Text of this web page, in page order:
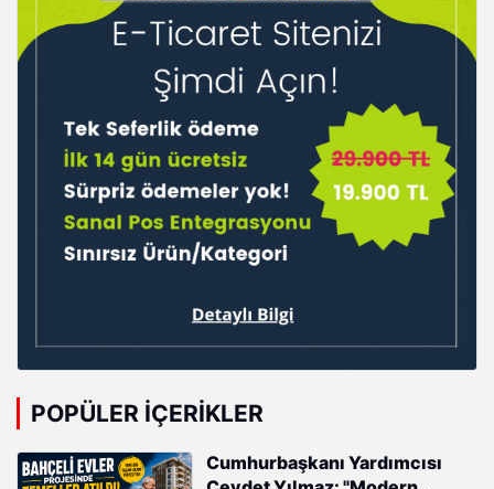
POPÜLER İÇERIKLER
Cumhurbaşkanı Yardımcısı